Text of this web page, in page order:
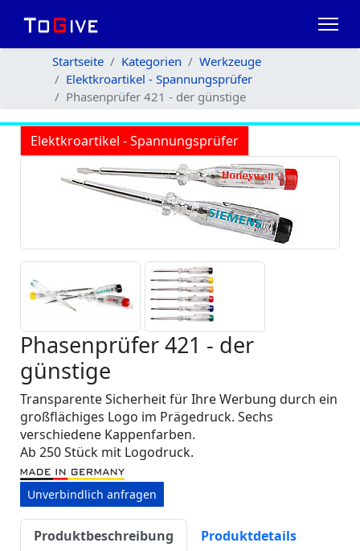
Startseite Kategorien
Werkzeuge
Elektkroartikel - Spannungsprüfer
Phasenprüfer 421 - der günstige
Elektkroartikel - Spannungsprüfer
Phasenprüfer 421 - der
günstige
Transparente Sicherheit für Ihre Werbung durch ein
großflächiges Logo im Prägedruck. Sechs
verschiedene Kappenfarben.
Ab 250 Stück mit Logodruck.
Unverbindlich anfragen
Produktbeschreibung Produktdetails